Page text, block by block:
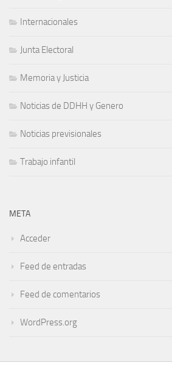
Internacionales
Junta Electoral
Memoria y Justicia
Noticias de DDHH y Genero
Noticias previsionales
Trabajo infantil
META
Acceder
Feed de entradas
Feed de comentarios
WordPress.org